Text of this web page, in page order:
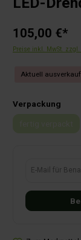
105,00 €*
Preise inkl. MwSt.
Aktuell
Verpackung